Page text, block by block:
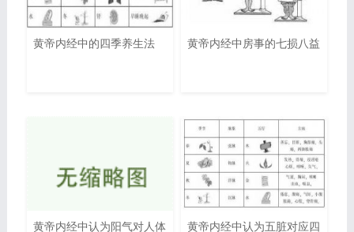
黄帝内经中的四季养生法 黄帝内经中房事的七损八益
黄帝内经中认为阳气对人体
黄帝内经中认为五脏对应四